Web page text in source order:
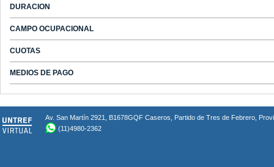
DURACION
CAMPO OCUPACIONAL
CUOTAS
MEDIOS DE PAGO
Av. San Martín 2921, B1678GQF Caseros, Partido de Tres de Febrero,
(11)4980-2362